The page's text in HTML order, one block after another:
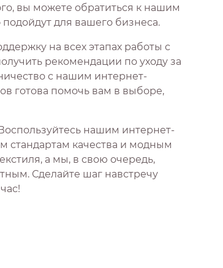
вы можете обратиться к нашим
для вашего бизнеса.
на всех этапах работы с
рекомендации по уходу за
с нашим интернет-
готова помочь вам в выборе,
нашим интернет-
стандартам качества и модным
а мы, в свою очередь,
Сделайте шаг навстречу